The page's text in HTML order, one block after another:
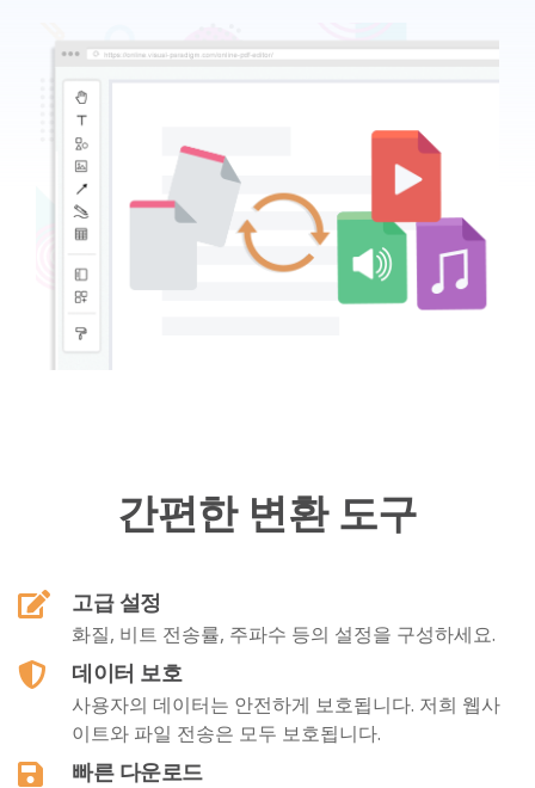
간편한 변환 도구
고급 설정
화질, 비트 전송률, 주파수 등의 설정을 구성하세요.
데이터 보호
사용자의 데이터는 안전하게 보호됩니다. 저희 웹사
이트와 파일 전송은 모두 보호됩니다.
빠른 다운로드